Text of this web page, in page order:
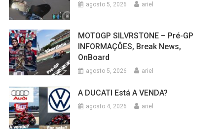
agosto 5, 2026 ariel
MOTOGP SILVRSTONE – Pré-GP
INFORMAÇÔES, Break News,
OnBoard
agosto 5, 2026 ariel
A DUCATI Está A VENDA?
agosto 4, 2026 ariel